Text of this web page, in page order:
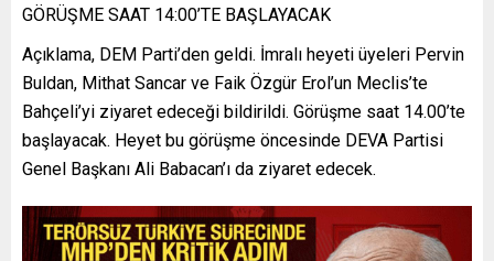
GÖRÜŞME SAAT 14:00’TE BAŞLAYACAK
Açıklama, DEM Parti’den geldi. İmralı heyeti üyeleri Pervin
Buldan, Mithat Sancar ve Faik Özgür Erol’un Meclis’te
Bahçeli’yi ziyaret edeceği bildirildi. Görüşme saat 14.00’te
başlayacak. Heyet bu görüşme öncesinde DEVA Partisi
Genel Başkanı Ali Babacan’ı da ziyaret edecek.